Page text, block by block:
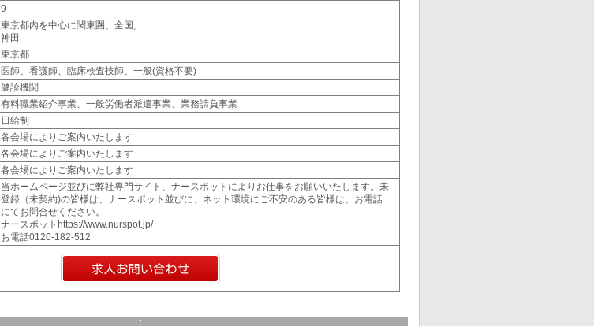
9
東京都内を中心に関東圏、全国,
神田
東京都
医師、看護師、臨床検査技師、一般(資格不要)
健診機関
有料職業紹介事業、一般労働者派遣事業、業務請負事業
日給制
各会場によりご案内いたします
各会場によりご案内いたします
各会場によりご案内いたします
当ホームページ並びに弊社専門サイト、ナースポットによりお仕事をお願いいたします。未
登録（未契約)の皆様は、ナースポット並びに、ネット環境にご不安のある皆様は、お電話
にてお問合せください。
ナースポットhttps://www.nurspot.jp/
お電話0120-182-512